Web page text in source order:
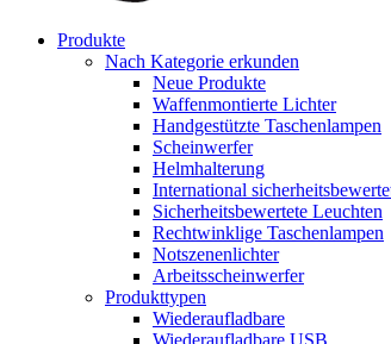
Produkte
Nach Kategorie erkunden
Neue Produkte
Waffenmontierte Lichter
Handgestützte Taschenlampen
Scheinwerfer
Helmhalterung
International
Sicherheitsbewertete Leuchten
Rechtwinklige Taschenlampen
Notszenenlichter
Arbeitsscheinwerfer
Produkttypen
Wiederaufladbare
Wiederaufladbare USB